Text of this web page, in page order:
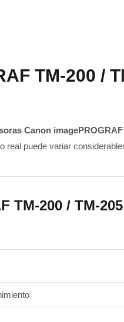
TM-200 /
Canon imagePROGRAF
real puede variar
200 / TM-